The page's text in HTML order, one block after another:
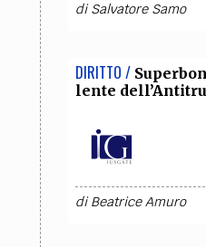
diSalvatore Samo
DIRITTO /
lente
diBeatrice Amuro